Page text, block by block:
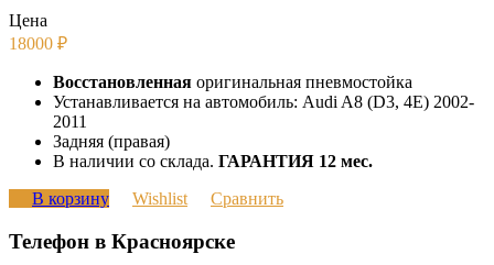
Цена
18000 ₽
Восстановленная оригинальная пневмостойка
Устанавливается на автомобиль: Audi A8 (D3, 4E) 2002-
2011
Задняя (правая)
В наличии со склада. ГАРАНТИЯ 12 мес.
В корзину
Wishlist Сравнить
Телефон в Красноярске